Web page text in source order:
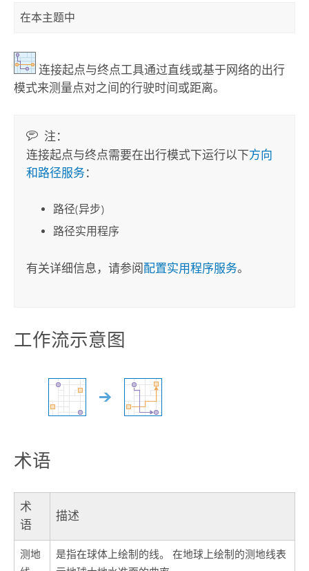
在本主题中
连接起点与终点工具通过直线或基于网络的出行
模式来测量点对之间的行驶时间或距离。
注：
连接起点与终点需要在出行模式下运行以下方向
和路径服务 ：
路径(异步)
路径实用程序
有关详细信息，请参阅配置实用程序服务。
工作流示意图
术语
术
语
描述
测地
是指在球体上绘制的线。 在地球上绘制的测地线表